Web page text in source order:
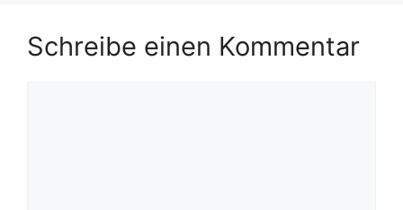
Schreibe einen Kommentar